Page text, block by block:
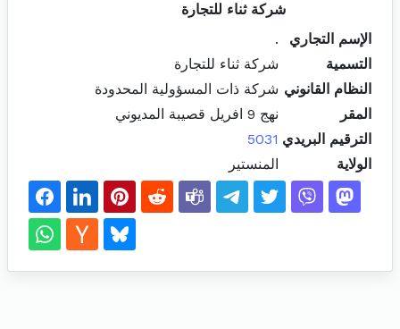
شركة ثناء للتجارة
الإسم التجاري
.
التسمية
شركة ثناء للتجارة
النظام القانوني شركة ذات المسؤولية المحدودة
المقر
نهج 9 افريل قصيبة المديوني
الترقيم البريدي 5031
الولاية
المنستير